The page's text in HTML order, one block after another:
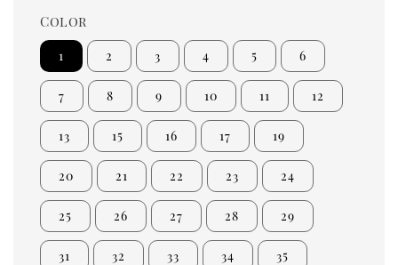
Color
1 2 3 4 5 6
7 8 9 10 11 12
13 15 16 17 19
20 21 22 23 24
25 26 27 28 29
31 32 33 34 35